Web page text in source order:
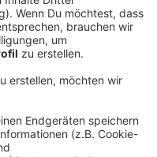
dem neuen
das auch der